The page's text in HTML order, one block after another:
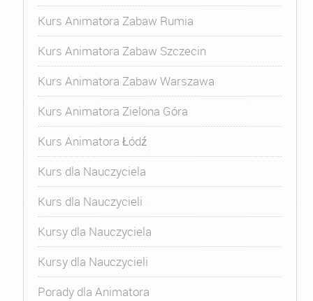
Kurs Animatora Zabaw Rumia
Kurs Animatora Zabaw Szczecin
Kurs Animatora Zabaw Warszawa
Kurs Animatora Zielona Góra
Kurs Animatora Łódź
Kurs dla Nauczyciela
Kurs dla Nauczycieli
Kursy dla Nauczyciela
Kursy dla Nauczycieli
Porady dla Animatora